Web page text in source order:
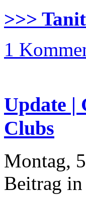
>>>
1
Update |
Clubs
Montag,
Beitrag in